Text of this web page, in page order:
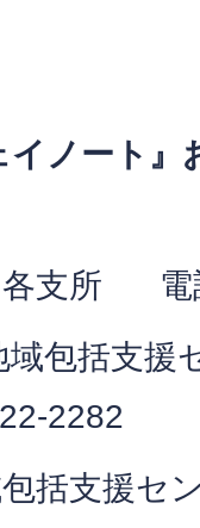
イノート
各支所 電
域包括支援
2282
括支援セ